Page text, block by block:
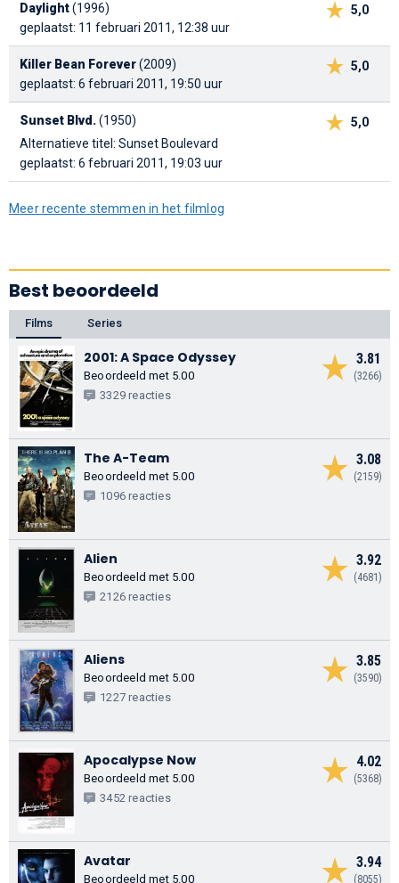
5,0
Daylight(1996)
geplaatst: 11 februari 2011, 12:38 uur
5,0
Killer Bean Forever(2009)
geplaatst: 6 februari 2011, 19:50 uur
5,0
Sunset Blvd.(1950)
Alternatieve titel: Sunset Boulevard
geplaatst: 6 februari 2011, 19:03 uur
Meer recente stemmen in het filmlog
Best beoordeeld
Films Series
3.81
(3266)
2001: A Space Odyssey
Beoordeeld met 5.00
3329 reacties
3.08
(2159)
The A-Team
Beoordeeld met 5.00
1096 reacties
3.92
(4681)
Alien
Beoordeeld met 5.00
2126 reacties
3.85
(3590)
Aliens
Beoordeeld met 5.00
1227 reacties
4.02
(5368)
Apocalypse Now
Beoordeeld met 5.00
3452 reacties
3.94
(8055)
Avatar
Beoordeeld met 5.00